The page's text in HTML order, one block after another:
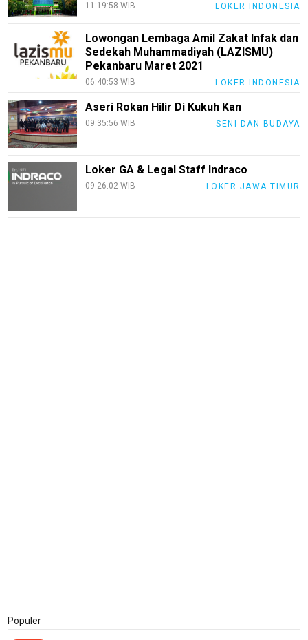
11:19:58 WIB LOKER INDONESIA
Lowongan Lembaga Amil Zakat Infak dan
Sedekah Muhammadiyah (LAZISMU)
Pekanbaru Maret 2021
06:40:53 WIB LOKER INDONESIA
Aseri Rokan Hilir Di Kukuh Kan
09:35:56 WIB SENI DAN BUDAYA
Loker GA & Legal Staff Indraco
09:26:02 WIB LOKER JAWA TIMUR
Populer